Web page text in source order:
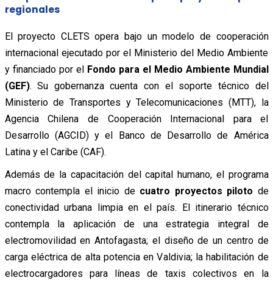
regionales
El proyecto CLETS opera bajo un modelo de cooperación
internacional ejecutado por el Ministerio del Medio Ambiente
y financiado por el Fondo para el Medio Ambiente Mundial
(GEF). Su gobernanza cuenta con el soporte técnico del
Ministerio de Transportes y Telecomunicaciones (MTT), la
Agencia Chilena de Cooperación Internacional para el
Desarrollo (AGCID) y el Banco de Desarrollo de América
Latina y el Caribe (CAF).
Además de la capacitación del capital humano, el programa
macro contempla el inicio de cuatro proyectos piloto de
conectividad urbana limpia en el país. El itinerario técnico
contempla la aplicación de una estrategia integral de
electromovilidad en Antofagasta; el diseño de un centro de
carga eléctrica de alta potencia en Valdivia; la habilitación de
electrocargadores para líneas de taxis colectivos en la